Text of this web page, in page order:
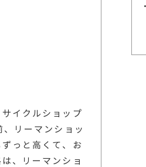
イクルショップ
リーマンショッ
っと高くて、お
、リーマンショ